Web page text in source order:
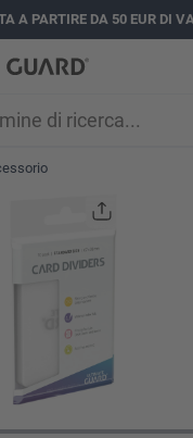
A PARTIRE DA 50 EUR DI